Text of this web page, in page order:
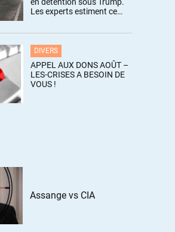
Les experts estiment ce
DIVERS
APPEL AUX DONS AOÛT –
LES-CRISES A BESOIN DE
VOUS !
Assange vs CIA